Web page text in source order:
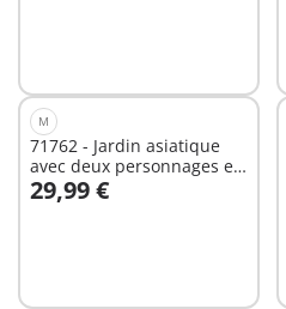
M
71762 - Jardin asiatique
avec deux personnages et
pandas
29,99 €
Au panier